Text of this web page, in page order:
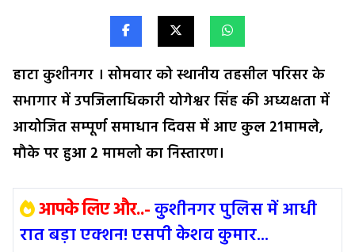
हाटा कुशीनगर । सोमवार को स्थानीय तहसील परिसर के
सभागार में उपजिलाधिकारी योगेश्वर सिंह की अध्यक्षता में
आयोजित सम्पूर्ण समाधान दिवस में आए कुल 21मामले,
मौके पर हुआ 2 मामलो का निस्तारण।
आपके लिए और..-कुशीनगर पुलिस में आधी
रात बड़ा एक्शन! एसपी केशव कुमार...